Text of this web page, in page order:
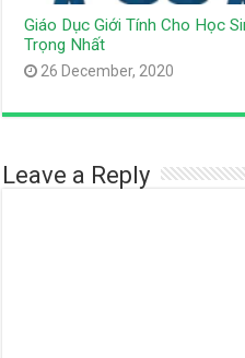
Giáo Dục Giới Tính Cho Học
Trọng Nhất
26 December, 2020
Leave a Reply